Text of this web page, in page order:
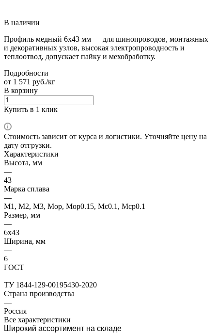
В наличии
Профиль медный 6х43 мм — для шинопроводов, монтажных
и декоративных узлов, высокая электропроводность и
теплоотвод, допускает пайку и мехобработку.
Подробности
от 1 571 руб./кг
В корзину
Купить в 1 клик
Стоимость зависит от курса и логистики. Уточняйте цену на
дату отгрузки.
Характеристики
Высота, мм
—
43
Марка сплава
—
М1, М2, М3, Мор, Мор0.15, Мс0.1, Мср0.1
Размер, мм
—
6х43
Ширина, мм
—
6
ГОСТ
—
ТУ 1844-129-00195430-2020
Страна производства
—
Россия
Все характеристики
Широкий ассортимент на складе